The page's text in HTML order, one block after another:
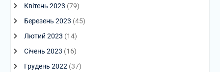
Квітень 2023 (79)
Березень 2023 (45)
Лютий 2023 (14)
Січень 2023 (16)
Грудень 2022 (37)